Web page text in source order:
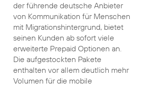
der führende deutsche Anbieter
von Kommunikation für Menschen
mit Migrationshintergrund, bietet
seinen Kunden ab sofort viele
erweiterte Prepaid Optionen an.
Die aufgestockten Pakete
enthalten vor allem deutlich mehr
Volumen für die mobile